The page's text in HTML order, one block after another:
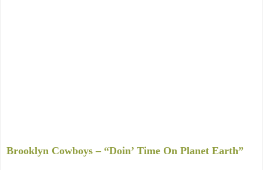
Brooklyn Cowboys – “Doin’ Time On Planet Earth”